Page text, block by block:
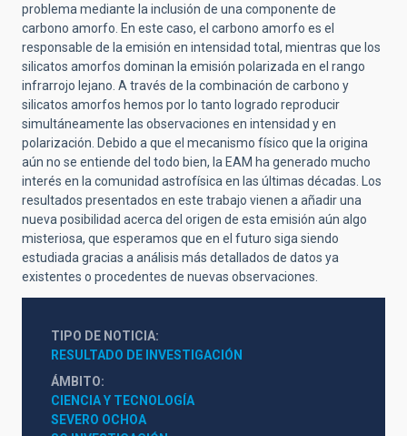
problema mediante la inclusión de una componente de
carbono amorfo. En este caso, el carbono amorfo es el
responsable de la emisión en intensidad total, mientras que los
silicatos amorfos dominan la emisión polarizada en el rango
infrarrojo lejano. A través de la combinación de carbono y
silicatos amorfos hemos por lo tanto logrado reproducir
simultáneamente las observaciones en intensidad y en
polarización. Debido a que el mecanismo físico que la origina
aún no se entiende del todo bien, la EAM ha generado mucho
interés en la comunidad astrofísica en las últimas décadas. Los
resultados presentados en este trabajo vienen a añadir una
nueva posibilidad acerca del origen de esta emisión aún algo
misteriosa, que esperamos que en el futuro siga siendo
estudiada gracias a análisis más detallados de datos ya
existentes o procedentes de nuevas observaciones.
TIPO DE NOTICIA
RESULTADO DE INVESTIGACIÓN
ÁMBITO
CIENCIA Y TECNOLOGÍA
SEVERO OCHOA